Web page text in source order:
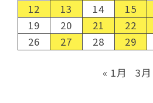
12
13 14 15
19
20 21 22
26
27 28 29
« 1月 3